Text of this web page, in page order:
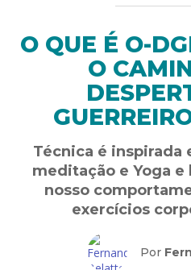
O QUE É O-
O
Técnica é inspirada
meditação e Yoga
nosso
exercícios
Por